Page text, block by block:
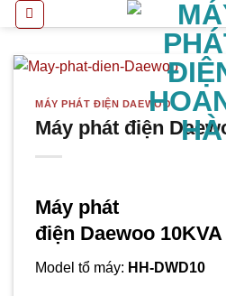
qua
nội
MÁY PHÁT ĐIỆN DAEWOO
Máy phát điện
Máy phát
điện Daewoo 10KVA
Model tổ máy: HH-DWD10